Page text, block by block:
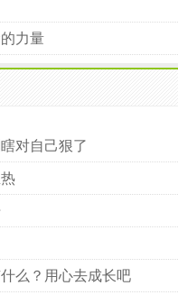
力量
对自己狠了
么？用心去成长吧